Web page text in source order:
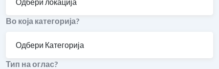
Во која категорија?
Тип на оглас?